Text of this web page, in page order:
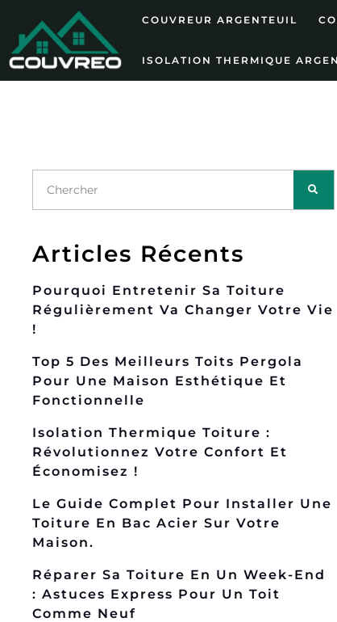
COUVREUR ARGENTEUIL
ISOLATION THERMIQUE
Articles Récents
Pourquoi Entretenir Sa Toiture
Régulièrement Va Changer Votre Vie
!
Top 5 Des Meilleurs Toits Pergola
Pour Une Maison Esthétique Et
Fonctionnelle
Isolation Thermique Toiture :
Révolutionnez Votre Confort Et
Économisez !
Le Guide Complet Pour Installer Une
Toiture En Bac Acier Sur Votre
Maison.
Réparer Sa Toiture En Un Week-End
: Astuces Express Pour Un Toit
Comme Neuf